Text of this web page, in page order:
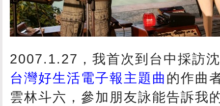
2007.1.27，我首次到台中採訪
台灣好生活電子報主題曲 的作曲
雲林斗六，參加朋友詠能告訴我